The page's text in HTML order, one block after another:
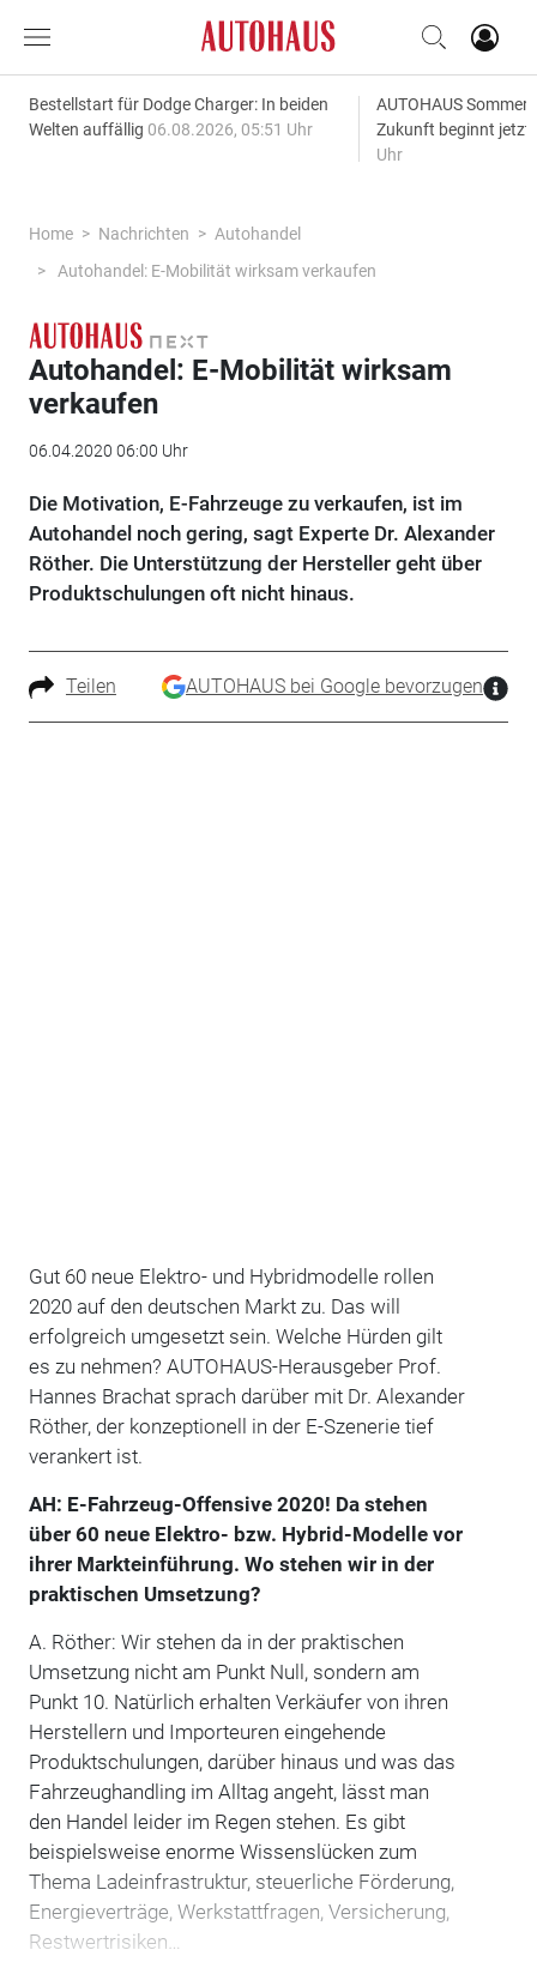
Bestellstart für Dodge Charger: In beiden
Welten auffällig 06.08.2026, 05:51 Uhr
AUTOHAUS
Zukunft beginnt jetzt
Uhr
Home Nachrichten
Autohandel
Autohandel: E-Mobilität wirksam verkaufen
Autohandel: E-Mobilität wirksam
verkaufen
06.04.2020 06:00 Uhr
Die Motivation, E-Fahrzeuge zu verkaufen, ist im
Autohandel noch gering, sagt Experte Dr. Alexander
Röther. Die Unterstützung der Hersteller geht über
Produktschulungen oft nicht hinaus.
Teilen AUTOHAUS bei Google bevorzugen
Gut 60 neue Elektro- und Hybridmodelle rollen
2020 auf den deutschen Markt zu. Das will
erfolgreich umgesetzt sein. Welche Hürden gilt
es zu nehmen? AUTOHAUS-Herausgeber Prof.
Hannes Brachat sprach darüber mit Dr. Alexander
Röther, der konzeptionell in der E-Szenerie tief
verankert ist.
AH: E-Fahrzeug-Offensive 2020! Da stehen
über 60 neue Elektro- bzw. Hybrid-Modelle vor
ihrer Markteinführung. Wo stehen wir in der
praktischen Umsetzung?
A. Röther: Wir stehen da in der praktischen
Umsetzung nicht am Punkt Null, sondern am
Punkt 10. Natürlich erhalten Verkäufer von ihren
Herstellern und Importeuren eingehende
Produktschulungen, darüber hinaus und was das
Fahrzeughandling im Alltag angeht, lässt man
den Handel leider im Regen stehen. Es gibt
beispielsweise enorme Wissenslücken zum
Thema Ladeinfrastruktur, steuerliche Förderung,
Energieverträge, Werkstattfragen, Versicherung,
Restwertrisiken…